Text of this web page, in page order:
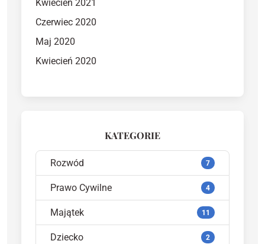
Kwiecień 2021
Czerwiec 2020
Maj 2020
Kwiecień 2020
KATEGORIE
Rozwód 7
Prawo Cywilne 4
Majątek 11
Dziecko 2